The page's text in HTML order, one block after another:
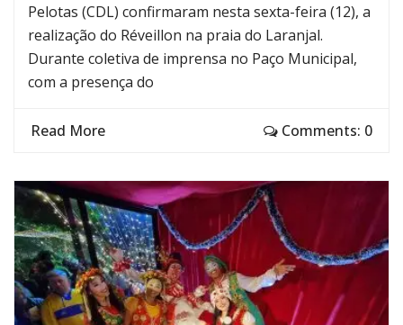
Pelotas (CDL) confirmaram nesta sexta-feira (12), a
realização do Réveillon na praia do Laranjal.
Durante coletiva de imprensa no Paço Municipal,
com a presença do
Read More Comments: 0